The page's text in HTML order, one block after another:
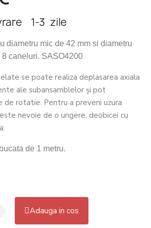
1-3 zile
diametru mic de 42 mm si diametru
8 caneluri. SASO4200
se poate realiza deplasarea axiala
ale subansamblelor și pot
de rotatie. Pentru a preveni uzura
nevoie de o ungere, deobicei cu
de 1 metru.
Adauga in cos